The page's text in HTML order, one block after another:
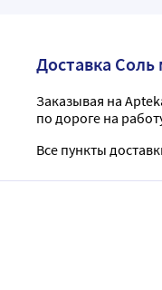
Доставка Соль
Заказывая на
по дороге на
Все пункты